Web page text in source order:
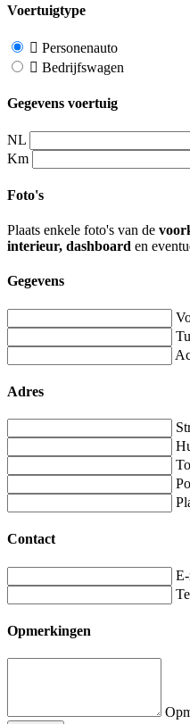
Voertuigtype
Personenauto
Bedrijfswagen
Gegevens voertuig
NL
Km
Foto's
Plaats enkele foto's van de
interieur, dashboard en
Gegevens
Adres
Contact
Opmerkingen